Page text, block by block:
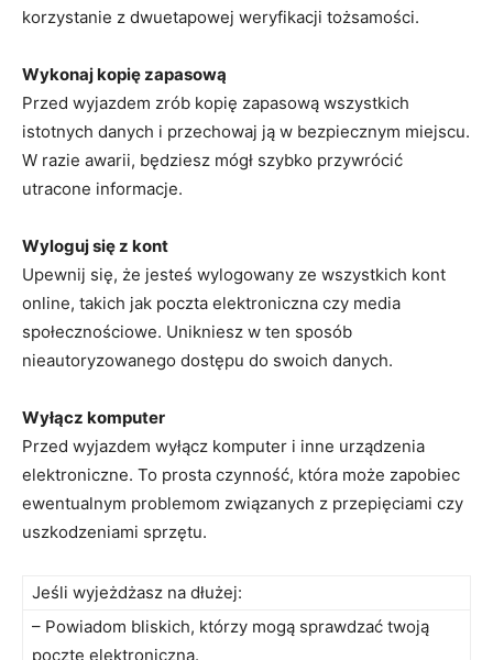
korzystanie z dwuetapowej⁤ weryfikacji tożsamości.
Wykonaj kopię zapasową
Przed wyjazdem zrób kopię zapasową wszystkich
istotnych⁢ danych i przechowaj ją w ⁣bezpiecznym miejscu.
W‍ razie awarii, będziesz mógł szybko przywrócić
utracone informacje.
Wyloguj się z kont
Upewnij się, że jesteś wylogowany ze wszystkich ⁢kont
online, takich jak⁤ poczta elektroniczna czy media⁤
społecznościowe. Unikniesz ⁢w ten sposób
nieautoryzowanego dostępu do swoich danych.
Wyłącz komputer
Przed wyjazdem‌ wyłącz komputer i inne‍ urządzenia
elektroniczne. To prosta czynność, która może zapobiec
ewentualnym problemom związanych z przepięciami czy
uszkodzeniami sprzętu.
Jeśli wyjeżdżasz na‌ dłużej:
– Powiadom bliskich, którzy mogą sprawdzać ‌twoją
pocztę elektroniczną.